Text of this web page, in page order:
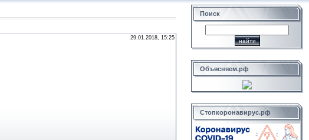
29.01.2018, 15:25
Поиск
Объясняем.рф
Стопкоронавирус.рф